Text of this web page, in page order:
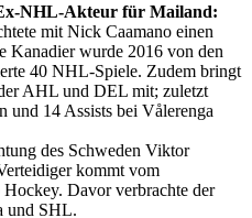
NHL-Akteur für Mailand:
mit Nick Caamano einen
Kanadier wurde 2016 von den
40 NHL-Spiele. Zudem bringt
AHL und DEL mit; zuletzt
und 14 Assists bei Vålerenga
des Schweden Viktor
kommt vom
Davor verbrachte der
und SHL.